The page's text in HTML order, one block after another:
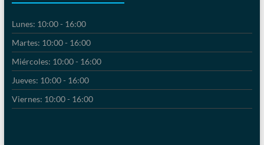
Lunes: 10:00 - 16:00
Martes: 10:00 - 16:00
Miércoles: 10:00 - 16:00
Jueves: 10:00 - 16:00
Viernes: 10:00 - 16:00